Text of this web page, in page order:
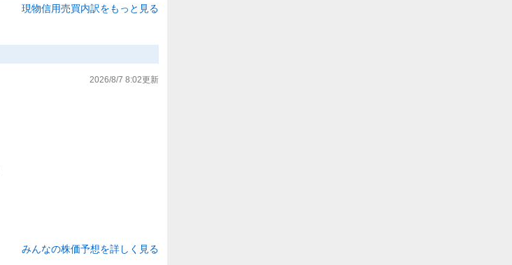
現物信用売買内訳をもっと見る
2026/8/7 8:02更新
みんなの株価予想を詳しく見る